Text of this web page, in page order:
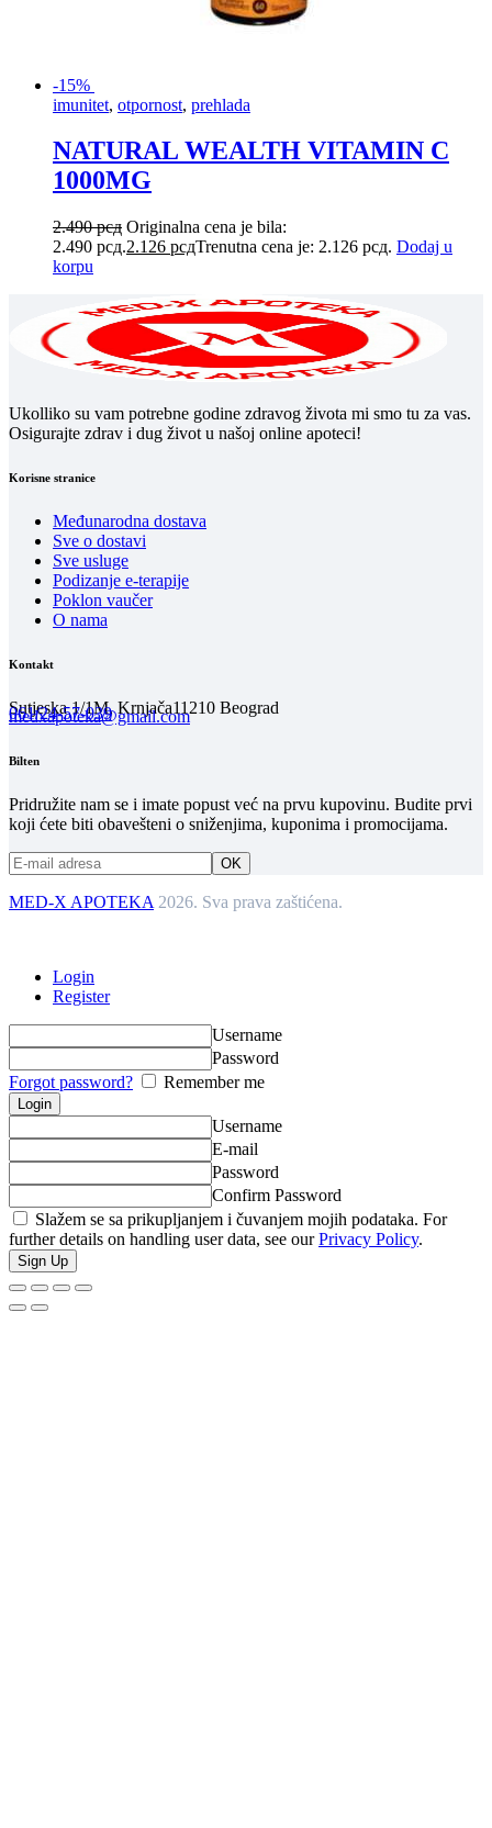
-15%
imunitet, otpornost, prehlada
NATURAL WEALTH VITAMIN C
1000MG
2.490рсд Originalna cena je bila:
2.490 рсд.2.126 рсдTrenutna cena je: 2.126 рсд. Dodaj u
korpu
Ukolliko su vam potrebne godine zdravog života mi smo tu za vas.
Osigurajte zdrav i dug život u našoj online apoteci!
Korisne stranice
Međunarodna dostava
Sve o dostavi
Sve usluge
Podizanje e-terapije
Poklon vaučer
O nama
Kontakt
Sutjeska 1/1M, Krnjača11210 Beograd
061/24-57-039
medxapoteka@gmail.com
Bilten
Pridružite nam se i imate popust već na prvu kupovinu. Budite prvi
koji ćete biti obavešteni o sniženjima, kuponima i promocijama.
MED-X APOTEKA 2026. Sva prava zaštićena.
Login
Register
Username
Password
Forgot password?
Remember me
Username
E-mail
Password
Confirm Password
Slažem se sa prikupljanjem i čuvanjem mojih podataka. For
further details on handling user data, see ourPrivacy Policy.